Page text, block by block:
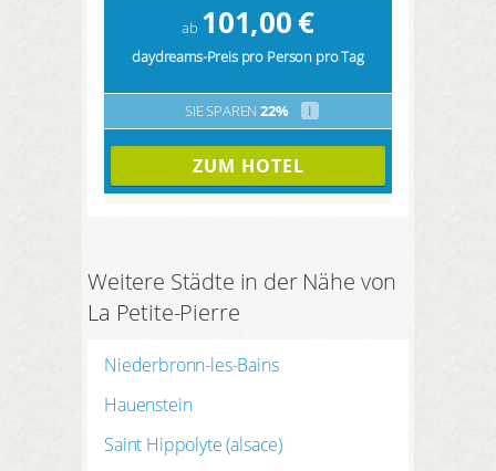
ab 101,00€
daydreams-Preis pro Person pro Tag
SIE SPAREN 22% i
ZUM HOTEL
Weitere Städte in der Nähe von
La Petite-Pierre
Niederbronn-les-Bains
Hauenstein
Saint Hippolyte (alsace)